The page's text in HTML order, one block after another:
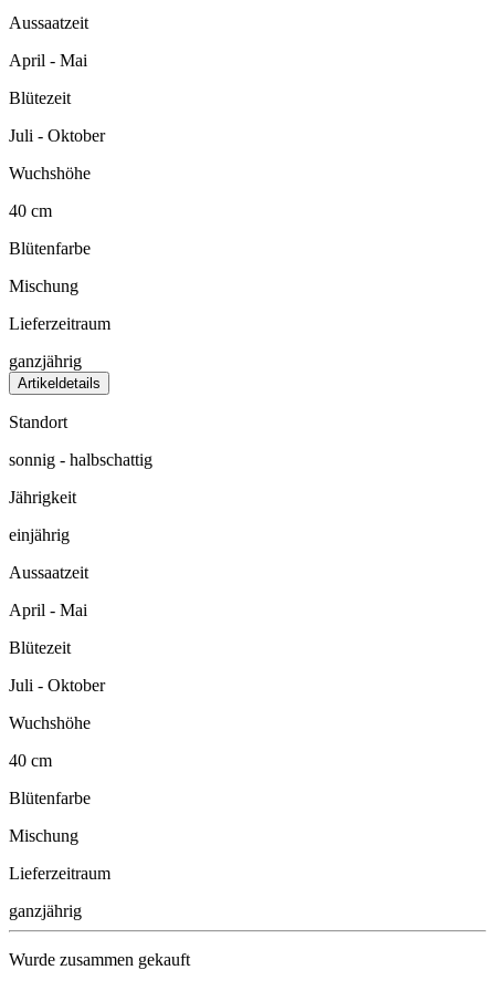
Aussaatzeit
April - Mai
Blütezeit
Juli - Oktober
Wuchshöhe
40 cm
Blütenfarbe
Mischung
Lieferzeitraum
ganzjährig
Artikeldetails
Standort
sonnig - halbschattig
Jährigkeit
einjährig
Aussaatzeit
April - Mai
Blütezeit
Juli - Oktober
Wuchshöhe
40 cm
Blütenfarbe
Mischung
Lieferzeitraum
ganzjährig
Wurde zusammen gekauft